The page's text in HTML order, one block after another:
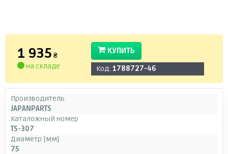
1 935 ₴
на складе
КУПИТЬ
Код: 1788727-46
Производитель
JAPANPARTS
Каталожный номер
TS-307
Диаметр [мм]
75